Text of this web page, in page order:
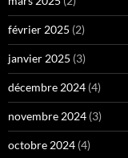
février 2025 (2)
janvier 2025 (3)
décembre 2024 (4)
novembre 2024 (3)
octobre 2024 (4)